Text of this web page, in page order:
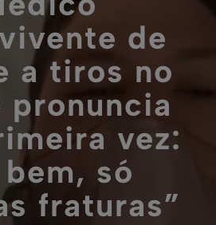
de
a tiros no
pronuncia
vez:
bem, só
fraturas”